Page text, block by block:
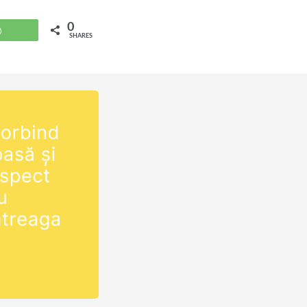
WhatsApp 0
SHARES